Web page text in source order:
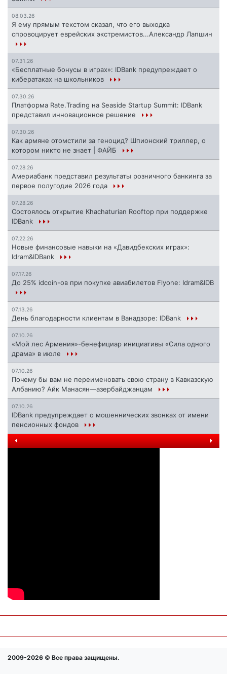
08.03.26
Я ему прямым текстом сказал, что его выходка
спровоцирует еврейских экстремистов...Александр Лапшин
07.31.26
«Бесплатные бонусы в играх»: IDBank предупреждает о
кибератаках на школьников
07.30.26
Платформа Rate.Trading на Seaside Startup Summit: IDBank
представил инновационное решение
07.30.26
Как армяне отомстили за геноцид? Шпионский триллер, о
котором никто не знает | ФАЙБ
07.28.26
Америабанк представил результаты розничного банкинга за
первое полугодие 2026 года
07.28.26
Состоялось открытие Khachaturian Rooftop при поддержке
IDBank
07.22.26
Новые финансовые навыки на «Давидбекских играх»:
Idram&IDBank
07.17.26
До 25% idcoin-ов при покупке авиабилетов Flyone: Idram&IDB
07.13.26
День благодарности клиентам в Ванадзоре: IDBank
07.10.26
«Мой лес Армения»-бенефициар инициативы «Сила одного
драма» в июле
07.10.26
Почему бы вам не переименовать свою страну в Кавказскую
Албанию? Айк Манасян—азербайджанцам
07.10.26
IDBank предупреждает о мошеннических звонках от имени
пенсионных фондов
2009-2026 © Все права защищены.